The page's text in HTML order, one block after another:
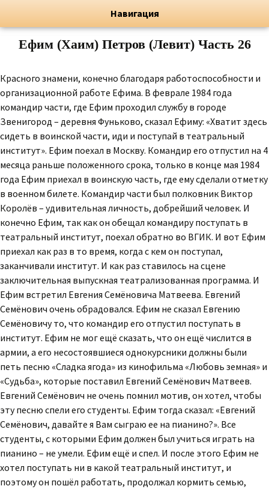
Флёрова Елена Николаевна
Художник, Официальный сайт
Навигация
Ефим (Хаим) Петров (Левит) Часть 26
Красного знамени, конечно благодаря работоспособности и
организационной работе Ефима. В феврале 1984 года
командир части, где Ефим проходил службу в городе
Звенигород – деревня Фуньково, сказал Ефиму: «Хватит здесь
сидеть в воинской части, иди и поступай в театральный
институт». Ефим поехал в Москву. Командир его отпустил на 4
месяца раньше положенного срока, только в конце мая 1984
года Ефим приехал в воинскую часть, где ему сделали отметку
в военном билете. Командир части был полковник Виктор
Королёв – удивительная личность, добрейший человек. И
конечно Ефим, так как он обещал командиру поступать в
театральный институт, поехал обратно во ВГИК. И вот Ефим
приехал как раз в то время, когда с кем он поступал,
заканчивали институт. И как раз ставилось на сцене
заключительная выпускная театрализованная программа. И
Ефим встретил Евгения Семёновича Матвеева. Евгений
Семёнович очень обрадовался. Ефим не сказал Евгению
Семёновичу то, что командир его отпустил поступать в
институт. Ефим не мог ещё сказать, что он ещё числится в
армии, а его несостоявшиеся однокурсники должны были
петь песню «Сладка ягода» из кинофильма «Любовь земная» и
«Судьба», которые поставил Евгений Семёнович Матвеев.
Евгений Семёнович не очень помнил мотив, он хотел, чтобы
эту песню спели его студенты. Ефим тогда сказал: «Евгений
Семёнович, давайте я Вам сыграю ее на пианино?». Все
студенты, с которыми Ефим должен был учиться играть на
пианино – не умели. Ефим ещё и спел. И после этого Ефим не
хотел поступать ни в какой театральный институт, и
поэтому он пошёл работать, продолжал кормить семью,